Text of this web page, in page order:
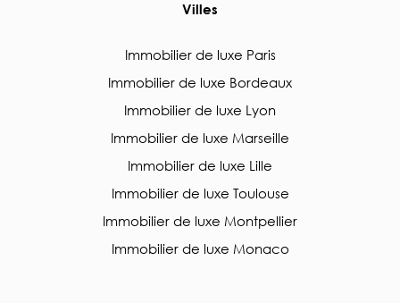
Villes
Immobilier de luxe Paris
Immobilier de luxe Bordeaux
Immobilier de luxe Lyon
Immobilier de luxe Marseille
Immobilier de luxe Lille
Immobilier de luxe Toulouse
Immobilier de luxe Montpellier
Immobilier de luxe Monaco